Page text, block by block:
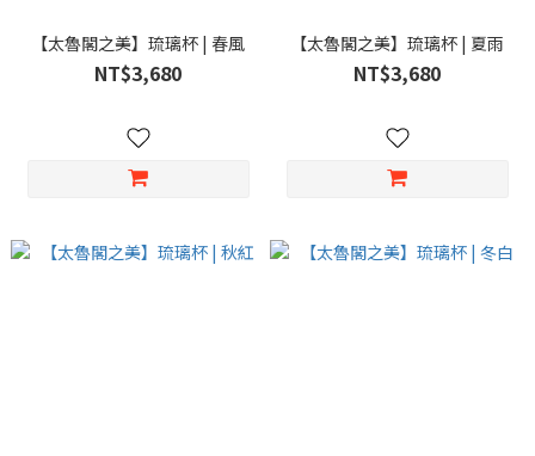
【太魯閣之美】琉璃杯 | 春風
NT$3,680
【太魯閣之美】琉璃杯 | 夏雨
NT$3,680